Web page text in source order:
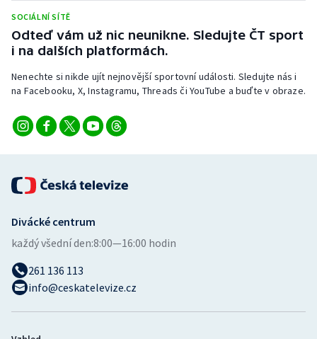
Triatlon
Veslování
Vodní slalom
SOCIÁLNÍ SÍTĚ
Odteď vám už nic neunikne. Sledujte ČT sport
i na dalších platformách.
Nenechte si nikde ujít nejnovější sportovní události. Sledujte nás i
na Facebooku, X, Instagramu, Threads či YouTube a buďte v obraze.
Divácké centrum
každý všední den:8:00—16:00 hodin
261 136 113
info@ceskatelevize.cz